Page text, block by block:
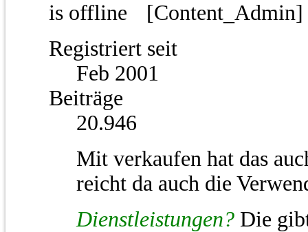
[Content_Admin]
Registriert seit
Feb 2001
Beiträge
20.946
Mit verkaufen hat das
reicht da auch die
Dienstleistungen? Die